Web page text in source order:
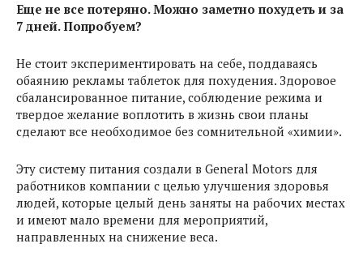
Еще не все потеряно. Можно заметно похудеть и за
7 дней. Попробуем?
Не стоит экспериментировать на себе, поддаваясь
обаянию рекламы таблеток для похудения. Здоровое
сбалансированное питание, соблюдение режима и
твердое желание воплотить в жизнь свои планы
сделают все необходимое без сомнительной «химии».
Эту систему питания создали в General Motors для
работников компании с целью улучшения здоровья
людей, которые целый день заняты на рабочих местах
и имеют мало времени для мероприятий,
направленных на снижение веса.